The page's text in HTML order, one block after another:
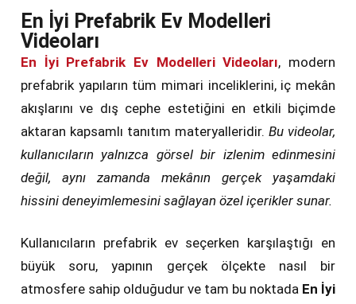
En İyi Prefabrik Ev Modelleri
Videoları
En İyi Prefabrik Ev Modelleri Videoları, modern
prefabrik yapıların tüm mimari inceliklerini, iç mekân
akışlarını ve dış cephe estetiğini en etkili biçimde
aktaran kapsamlı tanıtım materyalleridir. Bu videolar,
kullanıcıların yalnızca görsel bir izlenim edinmesini
değil, aynı zamanda mekânın gerçek yaşamdaki
hissini deneyimlemesini sağlayan özel içerikler sunar.
Kullanıcıların prefabrik ev seçerken karşılaştığı en
büyük soru, yapının gerçek ölçekte nasıl bir
atmosfere sahip olduğudur ve tam bu noktada En İyi